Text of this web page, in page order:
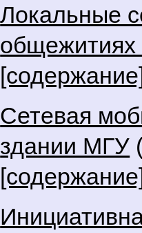
Локальные
Сетевая
здании МГУ